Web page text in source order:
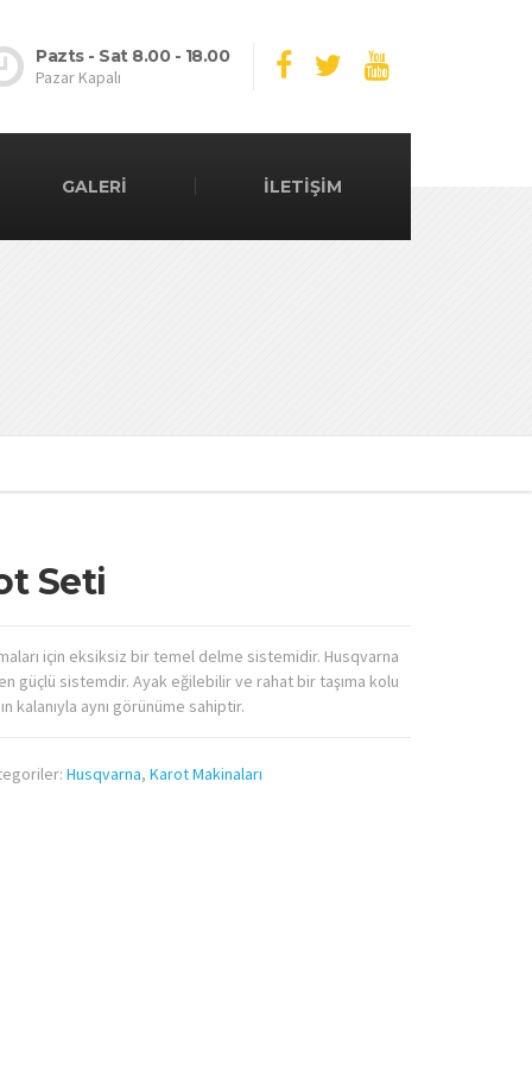
Pazts - Sat 8.00 - 18.00
Pazar Kapalı
GALERİ İLETİŞİM
Seti
için eksiksiz bir temel delme sistemidir. Husqvarna
güçlü sistemdir. Ayak eğilebilir ve rahat bir taşıma kolu
kalanıyla aynı görünüme sahiptir.
Husqvarna, Karot Makinaları